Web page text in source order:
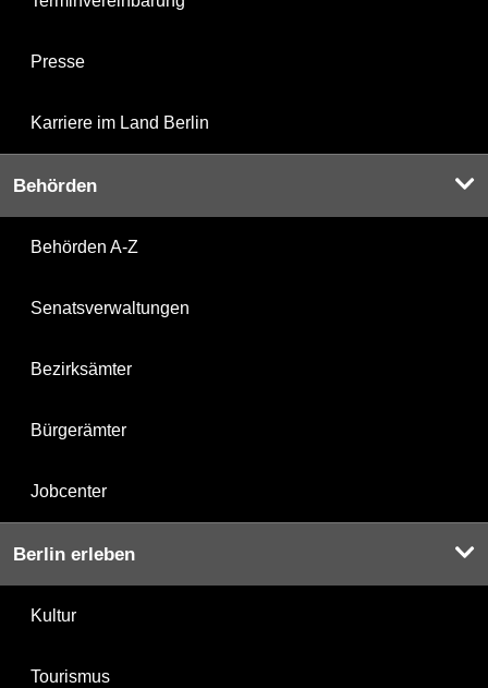
Presse
Karriere im Land Berlin
Behörden
Behörden A-Z
Senatsverwaltungen
Bezirksämter
Bürgerämter
Jobcenter
Berlin erleben
Kultur
Tourismus